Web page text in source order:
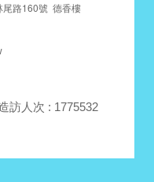
尾路160號 德香樓
訪人次 : 1775532